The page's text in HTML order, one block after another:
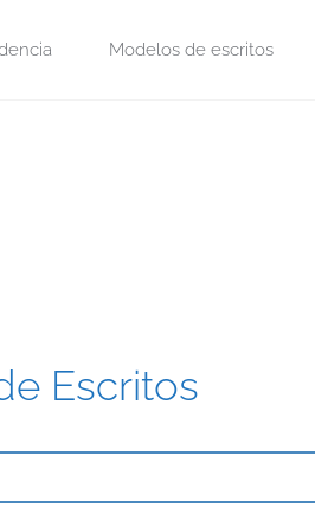
Modelos de escritos
Escritos